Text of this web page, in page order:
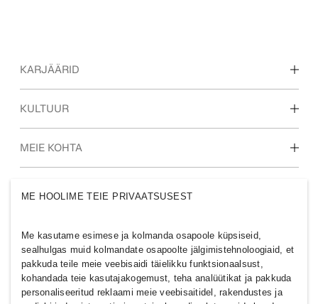
KARJÄÄRID
Avasta meie töövaldkondi
KULTUUR
Meie kultuur & eelised
MEIE KOHTA
Jätkusuutlikkus
ME HOOLIME TEIE PRIVAATSUSEST
Me kasutame esimese ja kolmanda osapoole küpsiseid,
sealhulgas muid kolmandate osapoolte jälgimistehnoloogiaid, et
pakkuda teile meie veebisaidi täielikku funktsionaalsust,
kohandada teie kasutajakogemust, teha analüütikat ja pakkuda
personaliseeritud reklaami meie veebisaitidel, rakendustes ja